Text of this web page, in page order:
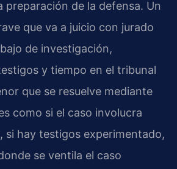
preparación de la defensa. Un
que va a juicio con jurado
de investigación,
y tiempo en el tribunal
que se resuelve mediante
como si el caso involucra
si hay testigos experimentado,
se ventila el caso